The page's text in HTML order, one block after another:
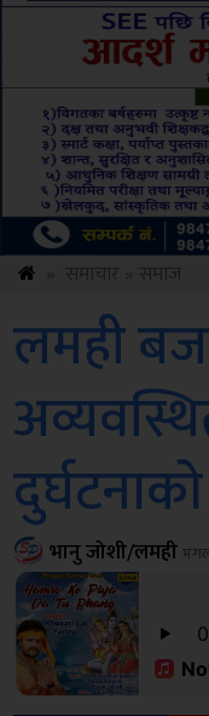
लमही
भानु जोशी/लमही